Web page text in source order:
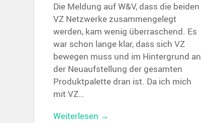
Die Meldung auf W&V, dass die beiden
VZ Netzwerke zusammengelegt
werden, kam wenig überraschend. Es
war schon lange klar, dass sich VZ
bewegen muss und im Hintergrund an
der Neuaufstellung der gesamten
Produktpalette dran ist. Da ich mich
mit VZ…
Weiterlesen →